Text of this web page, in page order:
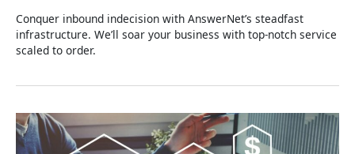
Conquer inbound indecision with AnswerNet’s steadfast
infrastructure. We’ll soar your business with top-notch service
scaled to order.